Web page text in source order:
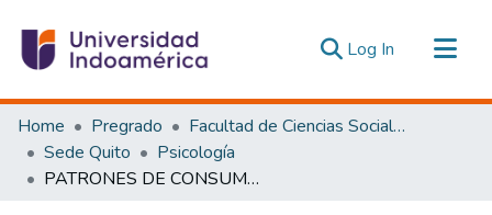
Log In (current)
Communities & Collections
All of DSpace
Statistics
Home Pregrado
Facultad de Ciencias Sociales y Humanas
Sede Quito
Psicología
PATRONES DE CONSUMO DE TABACO Y ALCOHOL Y SU INFLUENCIA EN EL RENDIMIENTO ACADÉMICO DE ESTUDIANTES DE BACHILLERATO DEL COLEGIO EXPERIMENTAL JUAN PIO MONTUFAR, DURANTE EL AÑO 2018.